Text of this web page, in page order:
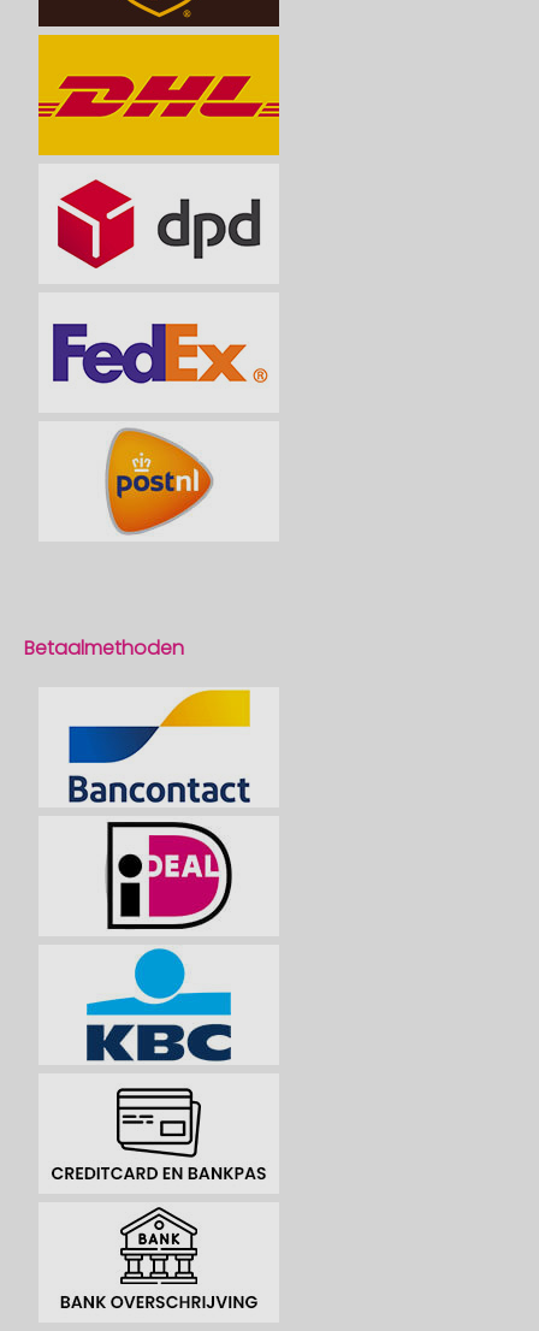
Betaalmethoden